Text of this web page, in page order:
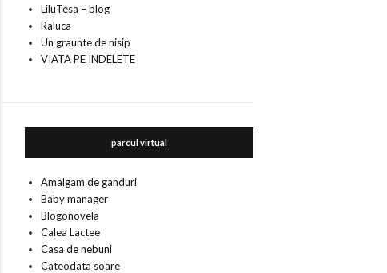
LiluTesa – blog
Raluca
Un graunte de nisip
VIATA PE INDELETE
parcul virtual
Amalgam de ganduri
Baby manager
Blogonovela
Calea Lactee
Casa de nebuni
Cateodata soare